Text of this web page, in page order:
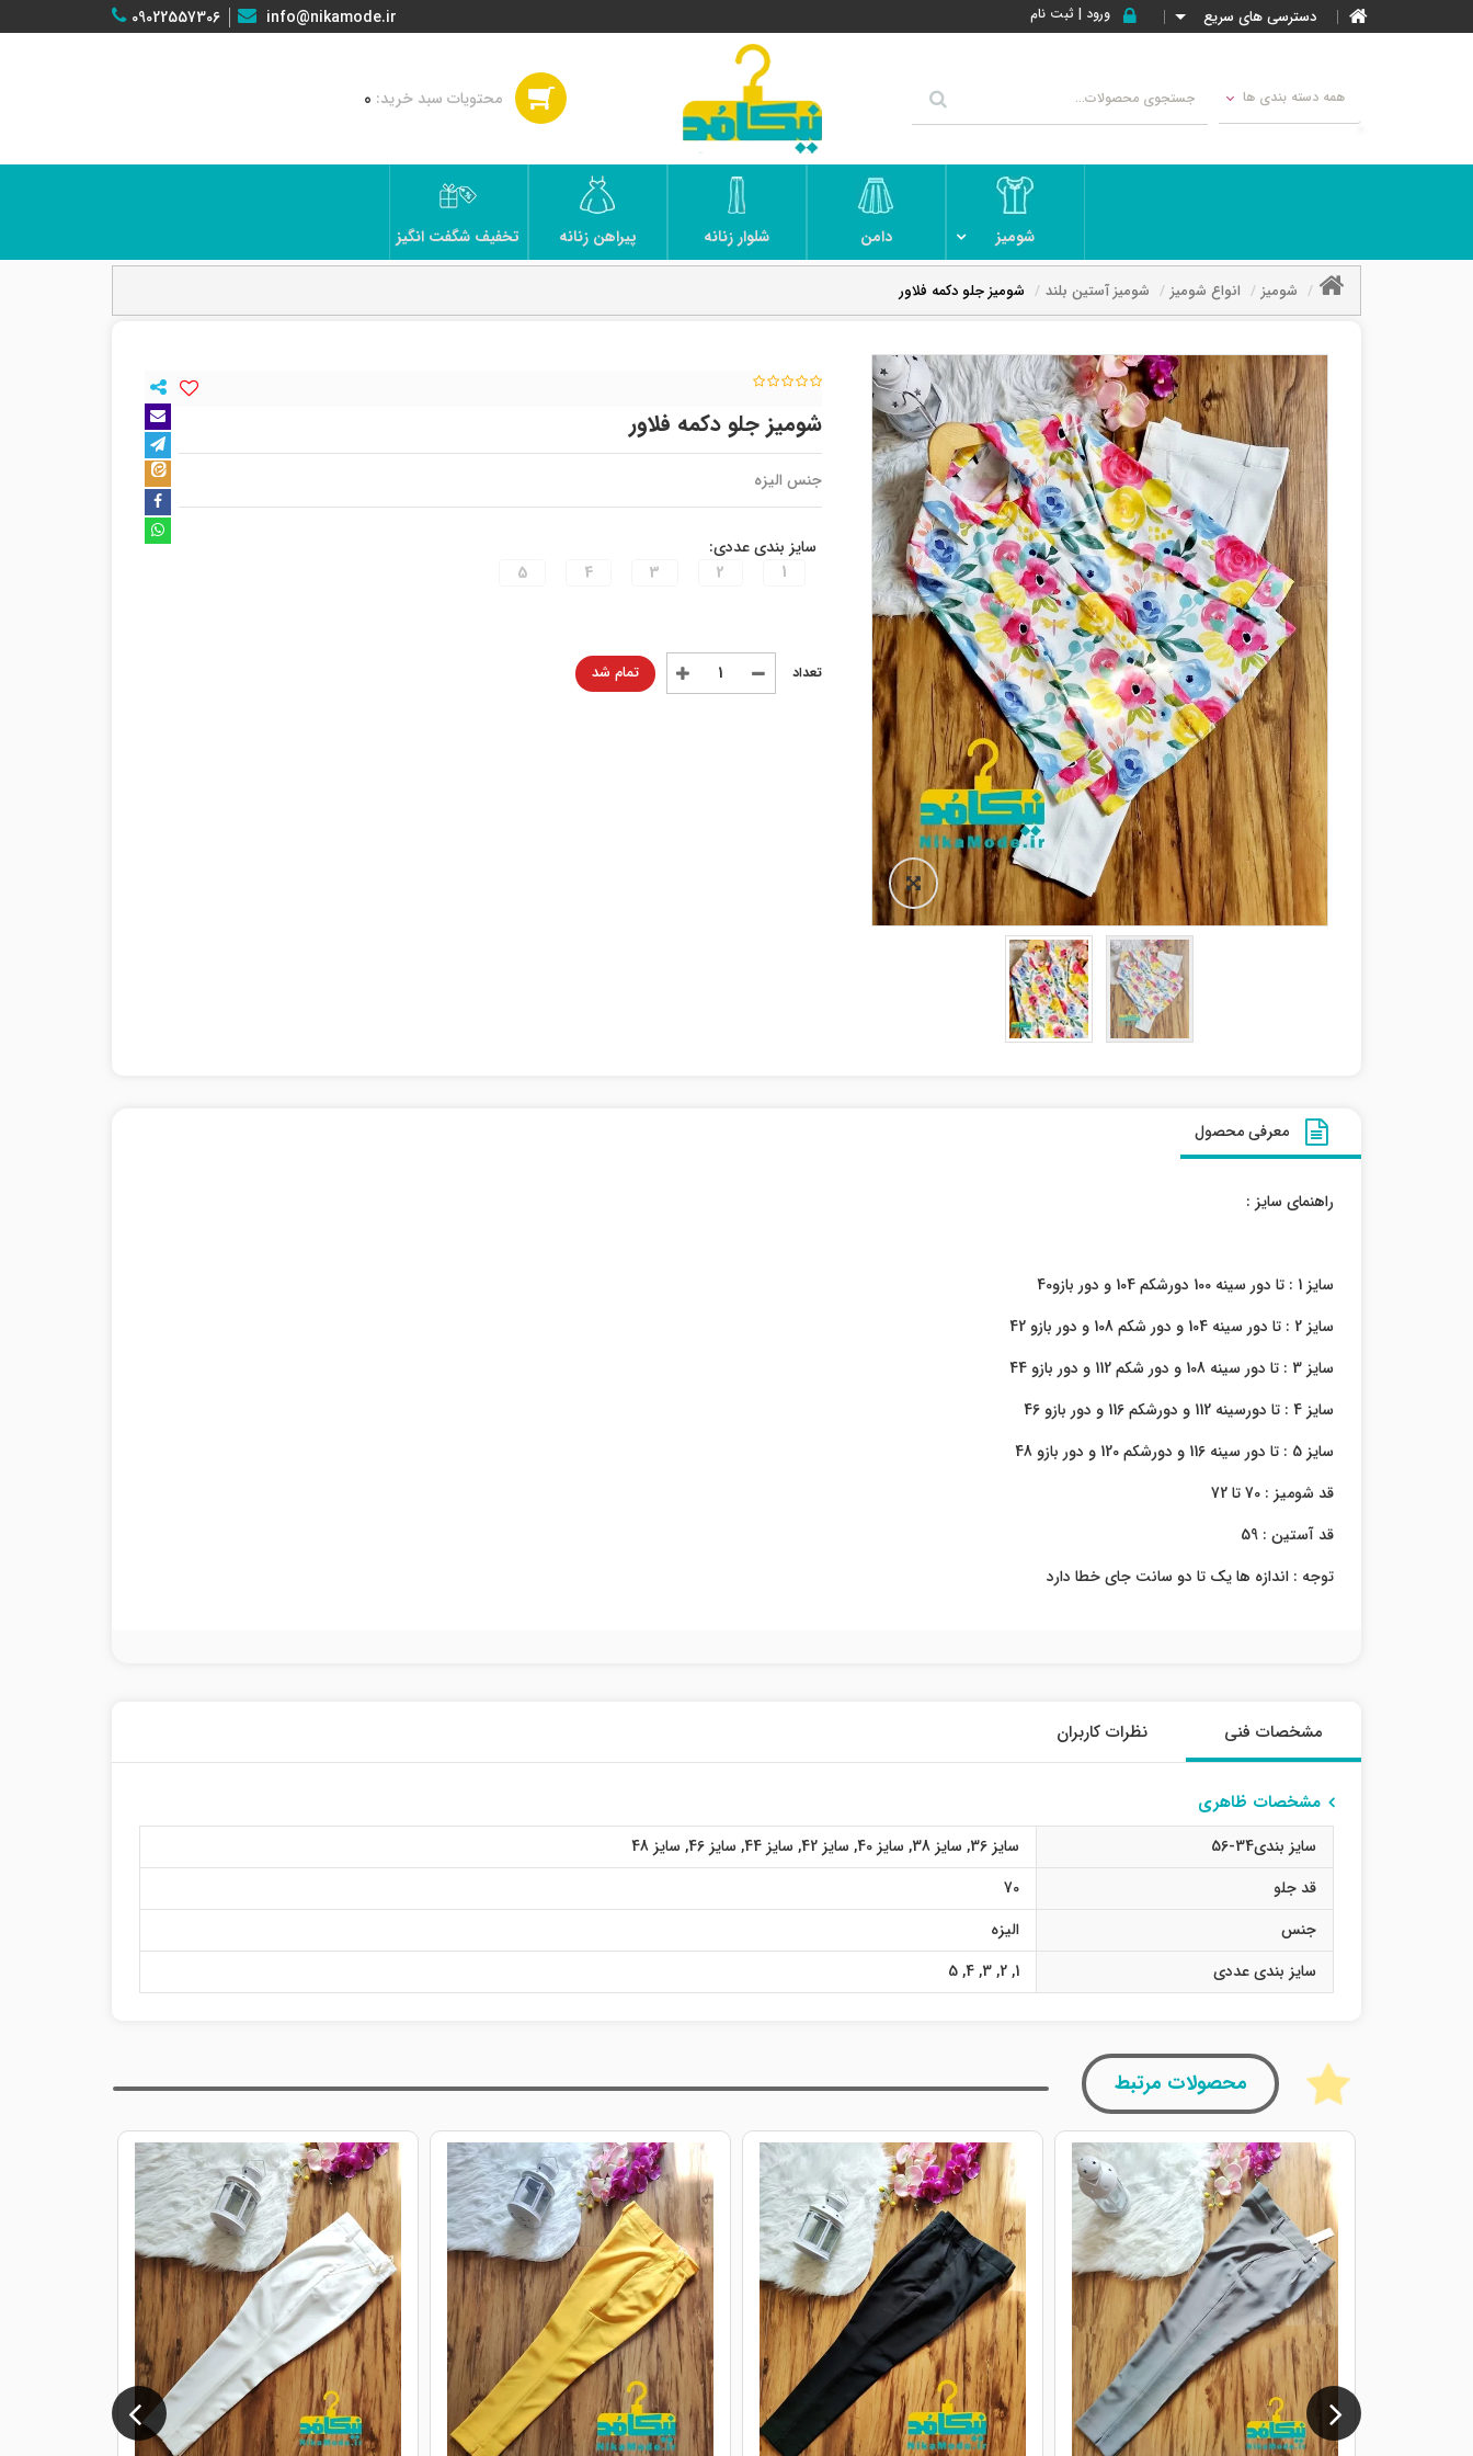
دسترسی های سریع ورود | ثبت نام 09022557306 info@nikamode.ir
همه دسته بندی ها 0
شومیز دامن شلوار زنانه پیراهن زنانه تخفیف شگفت انگیز
شومیز انواع شومیز شومیز آستین بلند شومیز جلو دکمه فلاور
شومیز جلو دکمه فلاور
جنس الیزه
سایز بندی عددی:
1
2
3
4
5
تمام شد
معرفی محصول
راهنمای سایز :
سایز 1 : تا دور سینه 100 دورشکم 104 و دور بازو40
سایز 2 : تا دور سینه 104 و دور شکم 108 و دور بازو 42
سایز 3 : تا دور سینه 108 و دور شکم 112 و دور بازو 44
سایز 4 : تا دورسینه 112 و دورشکم 116 و دور بازو 46
سایز 5 : تا دور سینه 116 و دورشکم 120 و دور بازو 48
قد شومیز : 70 تا 72
قد آستین : 59
توجه : اندازه ها یک تا دو سانت جای خطا دارد
مشخصات فنی نظرات کاربران
مشخصات ظاهری
سایز بندی34-56 سایز 36 , سایز 38 , سایز 40 , سایز 42 , سایز 44 , سایز 46 , سایز 48
قد جلو
70
جنس
الیزه
سایز بندی عددی
1
,
2
,
3
,
4
,
5
محصولات مرتبط